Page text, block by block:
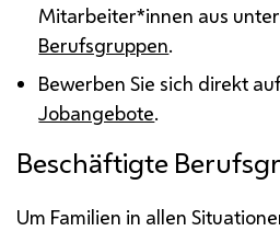
Mitarbeiter*innen aus
Berufsgruppen.
Bewerben Sie sich direkt
Jobangebote.
Beschäftigte
Um Familien in allen